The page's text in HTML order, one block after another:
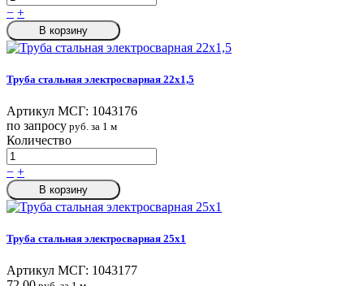
− +
В корзину
Труба стальная электросварная 22x1,5
Артикул МСГ: 1043176
по запросу руб. за 1 м
Количество
− +
В корзину
Труба стальная электросварная 25x1
Артикул МСГ: 1043177